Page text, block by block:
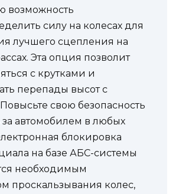
возможность
силу на колесах для
лучшего сцепления на
Эта опция позволит
с крутками и
перепады высот с
свою безопасность
за автомобилем в любых
блокировка
на базе АБС-системы
необходимым
проскальзывания колес,